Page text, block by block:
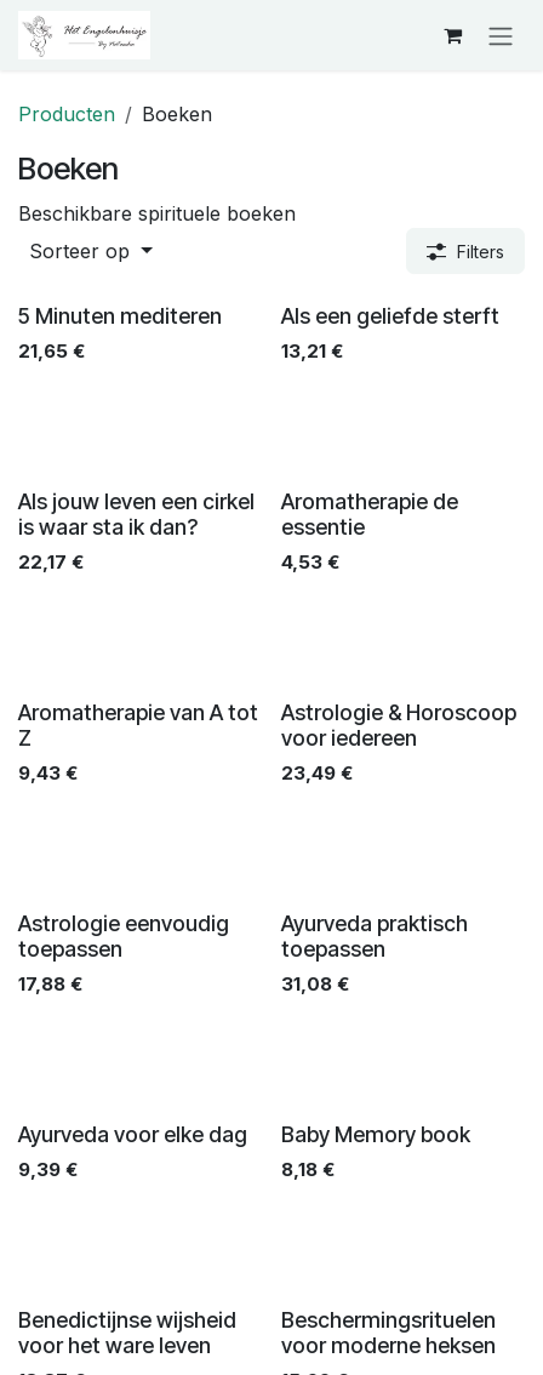
Overslaan naar inhoud
Producten Boeken
Boeken
Beschikbare spirituele boeken
Sorteer op
Filters
5 Minuten mediteren
21,65 €
Als een geliefde sterft
13,21€
Als jouw leven een cirkel
is waar sta ik dan?
22,17 €
Aromatherapie de
essentie
4,53€
Aromatherapie van A tot
Z
9,43 €
Astrologie & Horoscoop
voor iedereen
23,49€
Astrologie eenvoudig
toepassen
17,88 €
Ayurveda praktisch
toepassen
31,08€
Ayurveda voor elke dag
9,39 €
Baby Memory book
8,18€
Benedictijnse wijsheid
voor het ware leven
Beschermingsrituelen
voor moderne heksen